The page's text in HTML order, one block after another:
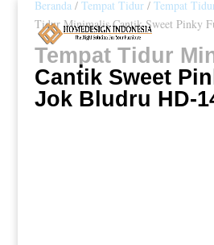
Beranda/ Tempat Tidur/ Tempat
Tidur Minimalis Cantik Sweet Pinky
Tempat Tidur
Cantik Sweet
Jok Bludru HD-